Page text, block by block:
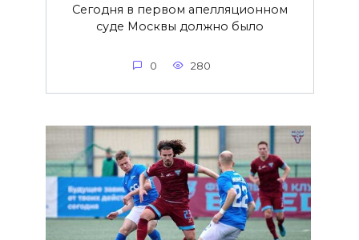
Сегодня в первом апелляционном
суде Москвы должно было
0 280